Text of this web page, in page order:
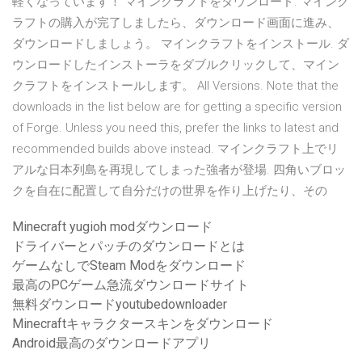
ラフトの購入が完了しましたら、ダウンロード画面に進み、
ダウンロードしましょう。 マインクラフトをインストール. ダ
ウンロードしたインストーラをダブルクリックして、マイン
クラフトをインストールします。 All Versions. Note that the
downloads in the list below are for getting a specific version
of Forge. Unless you need this, prefer the links to latest and
recommended builds above instead. マインクラフト上でリ
アルな日本列島を再現してしまった強者が登場. 四角いブロッ
クを自在に配置して自分だけの世界を作り上げたり、その
Minecraft yugioh modダウンロード
ドライバーとパッチのダウンロードとは
ゲームなしでSteam Modをダウンロード
最高のPCゲーム急流ダウンロードサイト
無料ダウンロードyoutubedownloader
Minecraftキャラクタースキンをダウンロード
Android最高のダウンロードアプリ